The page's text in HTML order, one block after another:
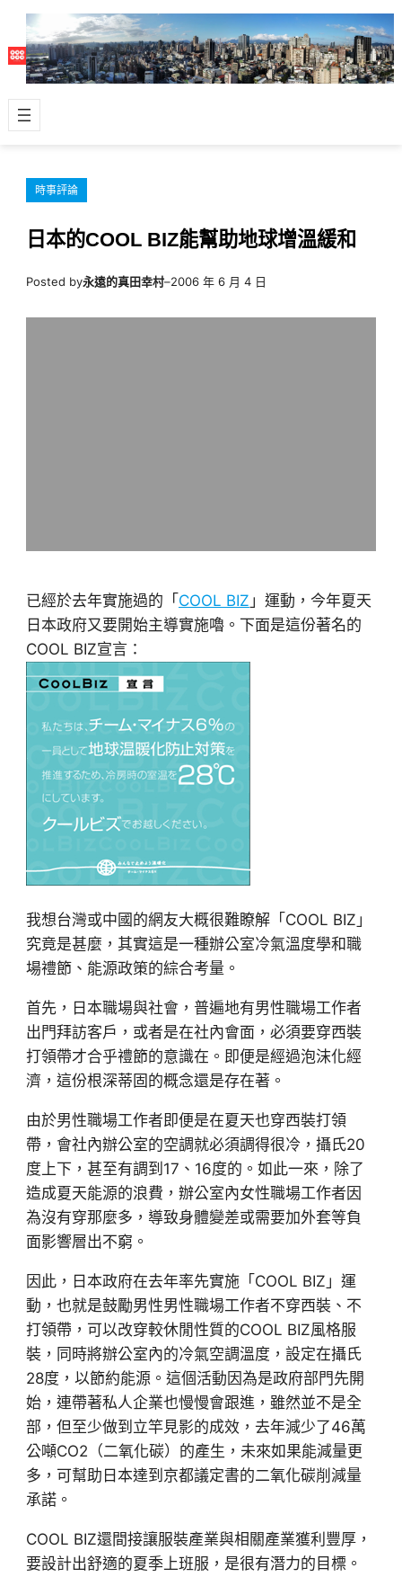
主
容
時事評論
日本的COOL BIZ能幫助地球增溫緩和
Posted by永遠的真田幸村–2006 年 6 月 4 日
已經於去年實施過的「COOL BIZ 」運動，今年夏天
日本政府又要開始主導實施嚕。下面是這份著名的
COOL BIZ宣言：
我想台灣或中國的網友大概很難瞭解「COOL BIZ」
究竟是甚麼，其實這是一種辦公室冷氣溫度學和職
場禮節、能源政策的綜合考量。
首先，日本職場與社會，普遍地有男性職場工作者
出門拜訪客戶，或者是在社內會面，必須要穿西裝
打領帶才合乎禮節的意識在。即便是經過泡沫化經
濟，這份根深蒂固的概念還是存在著。
由於男性職場工作者即便是在夏天也穿西裝打領
帶，會社內辦公室的空調就必須調得很冷，攝氏20
度上下，甚至有調到17、16度的。如此一來，除了
造成夏天能源的浪費，辦公室內女性職場工作者因
為沒有穿那麼多，導致身體變差或需要加外套等負
面影響層出不窮。
因此，日本政府在去年率先實施「COOL BIZ」運
動，也就是鼓勵男性男性職場工作者不穿西裝、不
打領帶，可以改穿較休閒性質的COOL BIZ風格服
裝，同時將辦公室內的冷氣空調溫度，設定在攝氏
28度，以節約能源。這個活動因為是政府部門先開
始，連帶著私人企業也慢慢會跟進，雖然並不是全
部，但至少做到立竿見影的成效，去年減少了46萬
公噸CO2（二氧化碳）的產生，未來如果能減量更
多，可幫助日本達到京都議定書的二氧化碳削減量
承諾。
COOL BIZ還間接讓服裝產業與相關產業獲利豐厚，
要設計出舒適的夏季上班服，是很有潛力的目標。